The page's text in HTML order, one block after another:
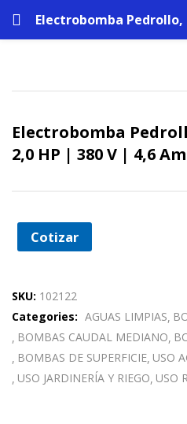
Electrobomba
2,0 HP | 380 V | 4,6
Cotizar
SKU: 102122
Categories: AGUAS LIMPIAS
BOMBAS CAUDAL MEDIANO
BOMBAS DE SUPERFICIE USO
USO JARDINERÍA Y RIEGO USO